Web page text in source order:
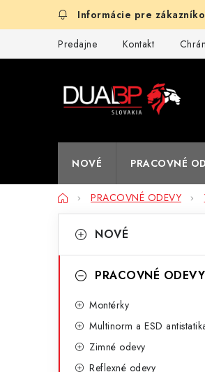
Predajne Kontakt
NOVÉ PRACOVNÉ
DomovPRACOVNÉ ODEVY
okategórie
a
NOVÉ
PRACOVNÉ ODEVY
Montérky
Multinorm a ESD
Zimné odevy
Reflexné odevy